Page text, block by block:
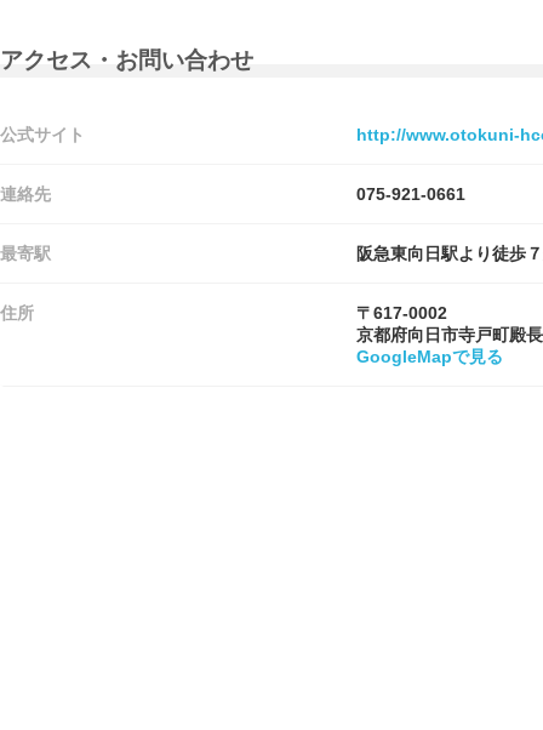
アクセス・お問い合わせ
公式サイト http://www.otokuni-
連絡先 075-921-0661
最寄駅 阪急東向日駅より徒歩
住所
〒617-0002
京都府向日市寺戸町殿
GoogleMapで見る